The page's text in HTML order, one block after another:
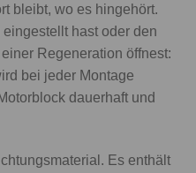
bleibt, wo es hingehört.
hast oder den
Regeneration öffnest:
bei jeder Montage
dauerhaft und
Es enthält